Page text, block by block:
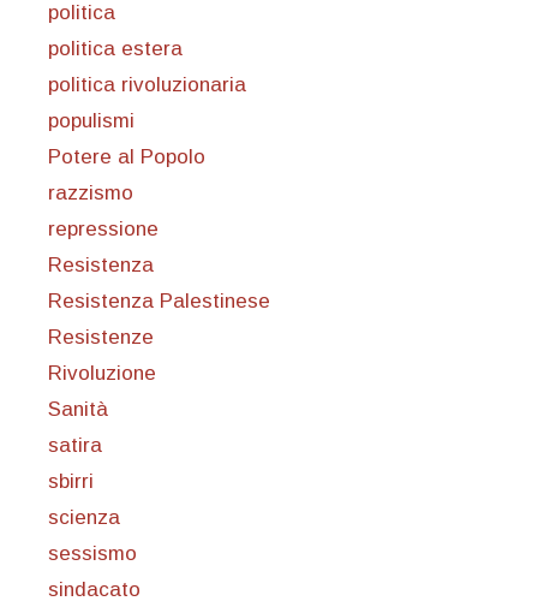
politica
politica estera
politica rivoluzionaria
populismi
Potere al Popolo
razzismo
repressione
Resistenza
Resistenza Palestinese
Resistenze
Rivoluzione
Sanità
satira
sbirri
scienza
sessismo
sindacato